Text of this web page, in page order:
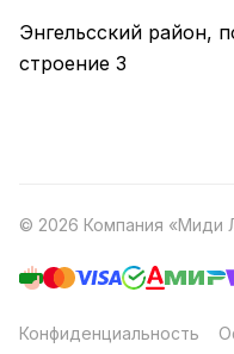
Энгельсский район,
строение 3
© 2026 Компания «Миди
Конфиденциальность